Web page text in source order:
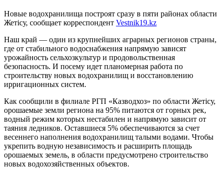
Новые водохранилища построят сразу в пяти районах области
Жетiсу, сообщает корреспондент Vestnik19.kz
Наш край — один из крупнейших аграрных регионов страны,
где от стабильного водоснабжения напрямую зависят
урожайность сельхозкультур и продовольственная
безопасность. И посему идет планомерная работа по
строительству новых водохранилищ и восстановлению
ирригационных систем.
Как сообщили в филиале РГП «Казводхоз» по области Жетісу,
орошаемые земли региона на 95% питаются от горных рек,
водный режим которых нестабилен и напрямую зависит от
таяния ледников. Оставшиеся 5% обеспечиваются за счет
весеннего наполнения водохранилищ талыми водами. Чтобы
укрепить водную независимость и расширить площадь
орошаемых земель, в области предусмотрено строительство
новых водохозяйственных объектов.